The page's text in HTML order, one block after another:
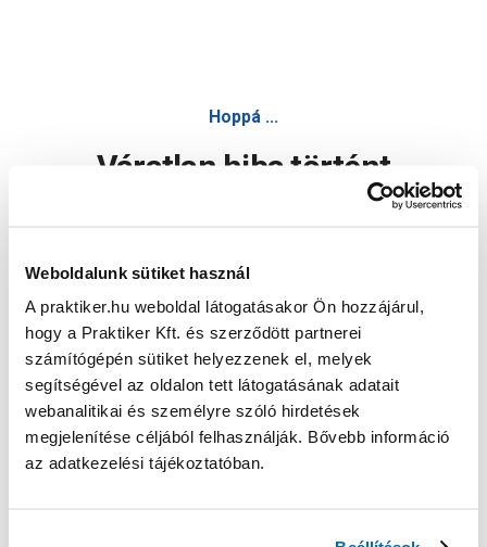
Weboldalunk sütiket használ
A praktiker.hu weboldal látogatásakor Ön hozzájárul,
hogy a Praktiker Kft. és szerződött partnerei
számítógépén sütiket helyezzenek el, melyek
segítségével az oldalon tett látogatásának adatait
webanalitikai és személyre szóló hirdetések
megjelenítése céljából felhasználják. Bővebb információ
az adatkezelési tájékoztatóban.
Hoppá ...
Váratlan hiba történt
Oldal újratöltése